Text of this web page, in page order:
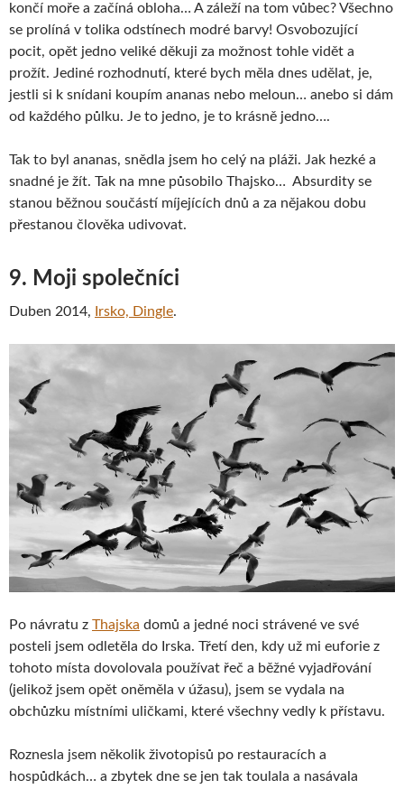
končí moře a začíná obloha… A záleží na tom vůbec? Všechno
se prolíná v tolika odstínech modré barvy! Osvobozující
pocit, opět jedno veliké děkuji za možnost tohle vidět a
prožít. Jediné rozhodnutí, které bych měla dnes udělat, je,
jestli si k snídani koupím ananas nebo meloun… anebo si dám
od každého půlku. Je to jedno, je to krásně jedno….
Tak to byl ananas, snědla jsem ho celý na pláži. Jak hezké a
snadné je žít. Tak na mne působilo Thajsko… Absurdity se
stanou běžnou součástí míjejících dnů a za nějakou dobu
přestanou člověka udivovat.
9. Moji společníci
Duben 2014, Irsko, Dingle.
Po návratu z Thajska domů a jedné noci strávené ve své
posteli jsem odletěla do Irska. Třetí den, kdy už mi euforie z
tohoto místa dovolovala používat řeč a běžné vyjadřování
(jelikož jsem opět oněměla v úžasu), jsem se vydala na
obchůzku místními uličkami, které všechny vedly k přístavu.
Roznesla jsem několik životopisů po restauracích a
hospůdkách… a zbytek dne se jen tak toulala a nasávala